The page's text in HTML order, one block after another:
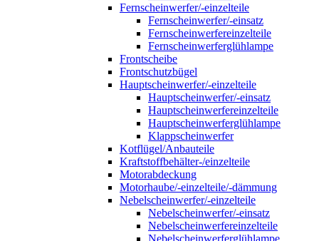
Fernscheinwerfer/-einzelteile
Fernscheinwerfer/-einsatz
Fernscheinwerfereinzelteile
Fernscheinwerferglühlampe
Frontscheibe
Frontschutzbügel
Hauptscheinwerfer/-einzelteile
Hauptscheinwerfer/-einsatz
Hauptscheinwerfereinzelteile
Hauptscheinwerferglühlampe
Klappscheinwerfer
Kotflügel/Anbauteile
Kraftstoffbehälter-/einzelteile
Motorabdeckung
Motorhaube/-einzelteile/-dämmung
Nebelscheinwerfer/-einzelteile
Nebelscheinwerfer/-einsatz
Nebelscheinwerfereinzelteile
Nebelscheinwerferglühlampe